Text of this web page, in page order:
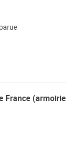
France (armoirie